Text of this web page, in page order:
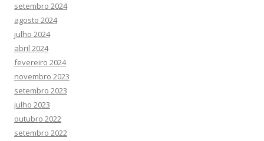
setembro 2024
agosto 2024
julho 2024
abril 2024
fevereiro 2024
novembro 2023
setembro 2023
julho 2023
outubro 2022
setembro 2022